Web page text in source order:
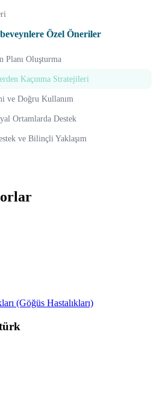
Özel Öneriler
Planı Oluşturma
Kaçınma Stratejileri
ve Doğru Kullanım
Ortamlarda Destek
ve Bilinçli Yaklaşım
(Göğüs Hastalıkları)